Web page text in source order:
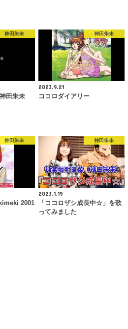
神田朱未
田朱未
神田朱未
2023.9.21
ココロダイアリー
神田朱未
2001
神田朱未
2023.1.19
「ココロザシ成長中☆」を歌
ってみました